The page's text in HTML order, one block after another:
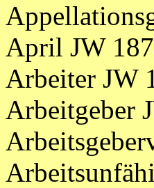
April JW
Arbeiter JW
Arbeitgeber